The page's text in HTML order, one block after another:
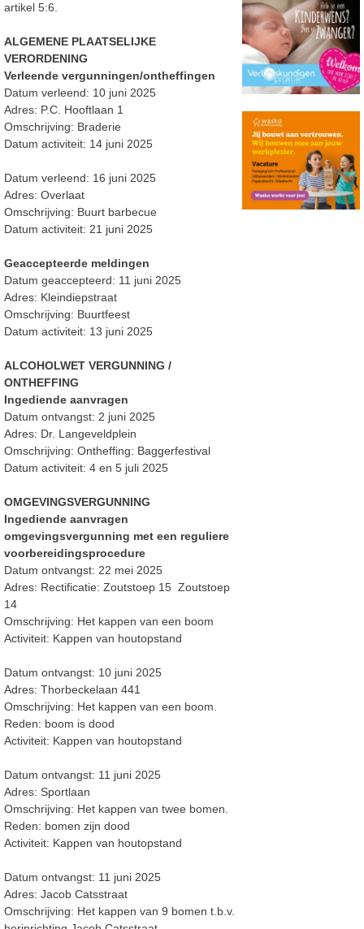
artikel 5:6.
ALGEMENE PLAATSELIJKE
VERORDENING
Verleende vergunningen/ontheffingen
Datum verleend: 10 juni 2025
Adres: P.C. Hooftlaan 1
Omschrijving: Braderie
Datum activiteit: 14 juni 2025
Datum verleend: 16 juni 2025
Adres: Overlaat
Omschrijving: Buurt barbecue
Datum activiteit: 21 juni 2025
Geaccepteerde meldingen
Datum geaccepteerd: 11 juni 2025
Adres: Kleindiepstraat
Omschrijving: Buurtfeest
Datum activiteit: 13 juni 2025
ALCOHOLWET VERGUNNING /
ONTHEFFING
Ingediende aanvragen
Datum ontvangst: 2 juni 2025
Adres: Dr. Langeveldplein
Omschrijving: Ontheffing: Baggerfestival
Datum activiteit: 4 en 5 juli 2025
OMGEVINGSVERGUNNING
Ingediende aanvragen
omgevingsvergunning met een reguliere
voorbereidingsprocedure
Datum ontvangst: 22 mei 2025
Adres: Rectificatie: Zoutstoep 15 Zoutstoep
14
Omschrijving: Het kappen van een boom
Activiteit: Kappen van houtopstand
Datum ontvangst: 10 juni 2025
Adres: Thorbeckelaan 441
Omschrijving: Het kappen van een boom.
Reden: boom is dood
Activiteit: Kappen van houtopstand
Datum ontvangst: 11 juni 2025
Adres: Sportlaan
Omschrijving: Het kappen van twee bomen.
Reden: bomen zijn dood
Activiteit: Kappen van houtopstand
Datum ontvangst: 11 juni 2025
Adres: Jacob Catsstraat
Omschrijving: Het kappen van 9 bomen t.b.v.